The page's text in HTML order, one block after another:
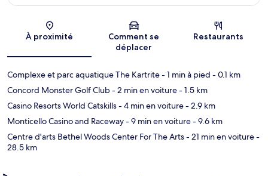
Carte
À proximité
Comment se
déplacer
Restaurants
Complexe et parc aquatique The Kartrite- 1 min à pied - 0.1 km
Concord Monster Golf Club- 2 min en voiture- 1.5 km
Casino Resorts World Catskills- 4 min en voiture- 2.9 km
Monticello Casino and Raceway- 9 min en voiture- 9.6 km
Centre d'arts Bethel Woods Center For The Arts- 21 min en voiture-
28.5 km